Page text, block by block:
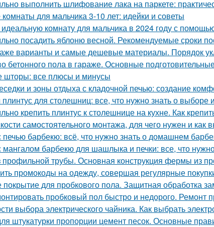
выполнить шлифование лака на паркете:
для мальчика 3-10 лет: идейки и советы
комнату для мальчика в 2024 году с
посадить яблоню весной. Рекомендуемые сроки
варианты и самые дешевые материалы. Порядок
бетонного пола в гараже. Основные
шторы: все плюсы и минусы
и зоны отдыха с кладочной печью: создание
для столешниц: все, что нужно знать о выборе
крепить плинтус к столешнице на кухне. Как
самостоятельного монтажа, для чего нужен и как
печью барбекю: всё, что нужно знать о домашнем
мангалом барбекю для шашлыка и печки: все, что
трубы. Основная конструкция фермы из
промокоды на одежду, совершая регулярные
для пробкового пола. Защитная обработка
пробковый пол быстро и недорого. Ремонт
выбора электрического чайника. Как выбрать
штукатурки пропорции цемент песок. Основные